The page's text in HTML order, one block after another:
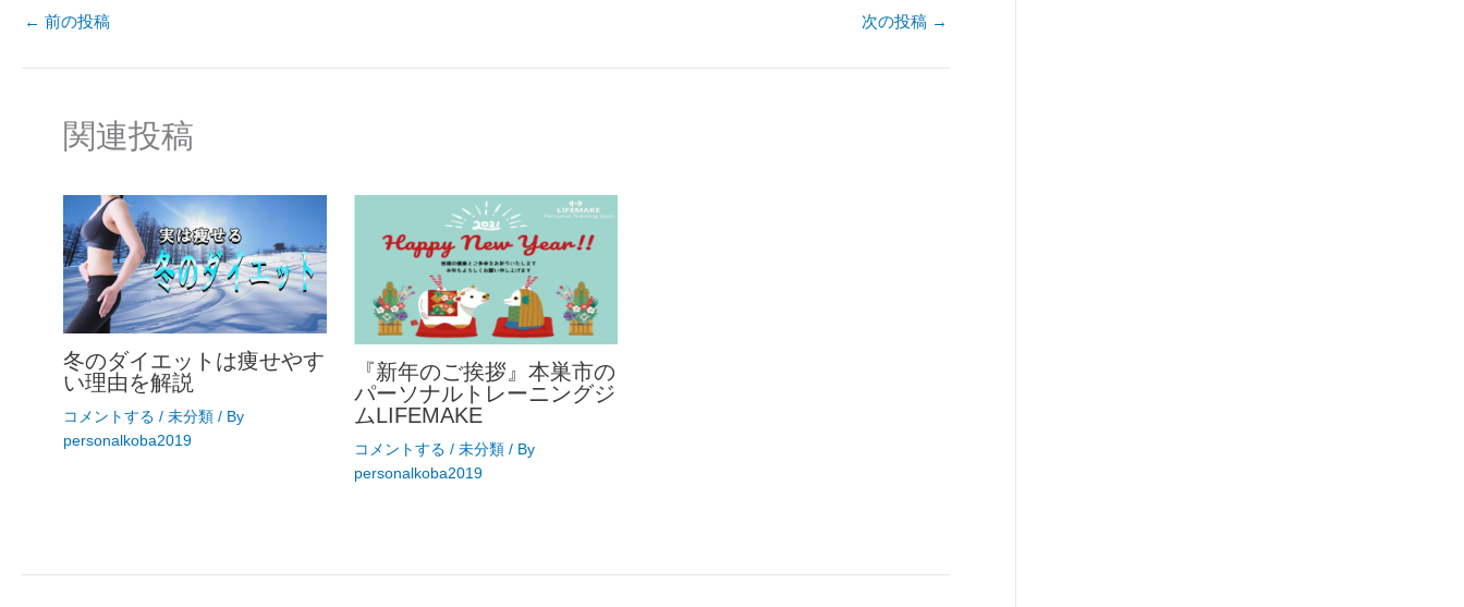
← 前の投稿 次の投稿 →
関連投稿
冬のダイエットは痩せやす
い理由を解説
コメントする / 未分類/ By
personalkoba2019
『新年のご挨拶』本巣市の
パーソナルトレーニングジ
ムLIFEMAKE
コメントする / 未分類/ By
personalkoba2019